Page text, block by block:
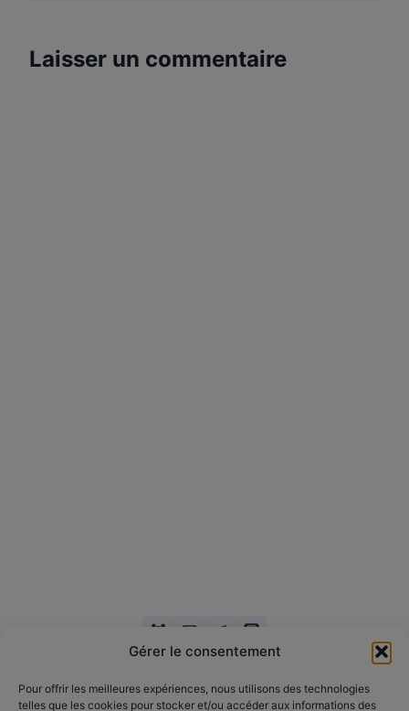
Gérer le consentement
Pour offrir les meilleures expériences, nous utilisons des technologies
telles que les cookies pour stocker et/ou accéder aux informations des
Laisser un commentaire